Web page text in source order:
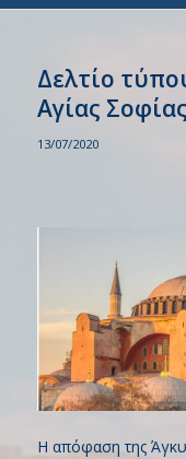
Δελτίο
Αγίας Σοφίας
13/07/2020
Η απόφαση της